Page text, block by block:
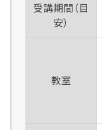
受講期間（目
安）
教室